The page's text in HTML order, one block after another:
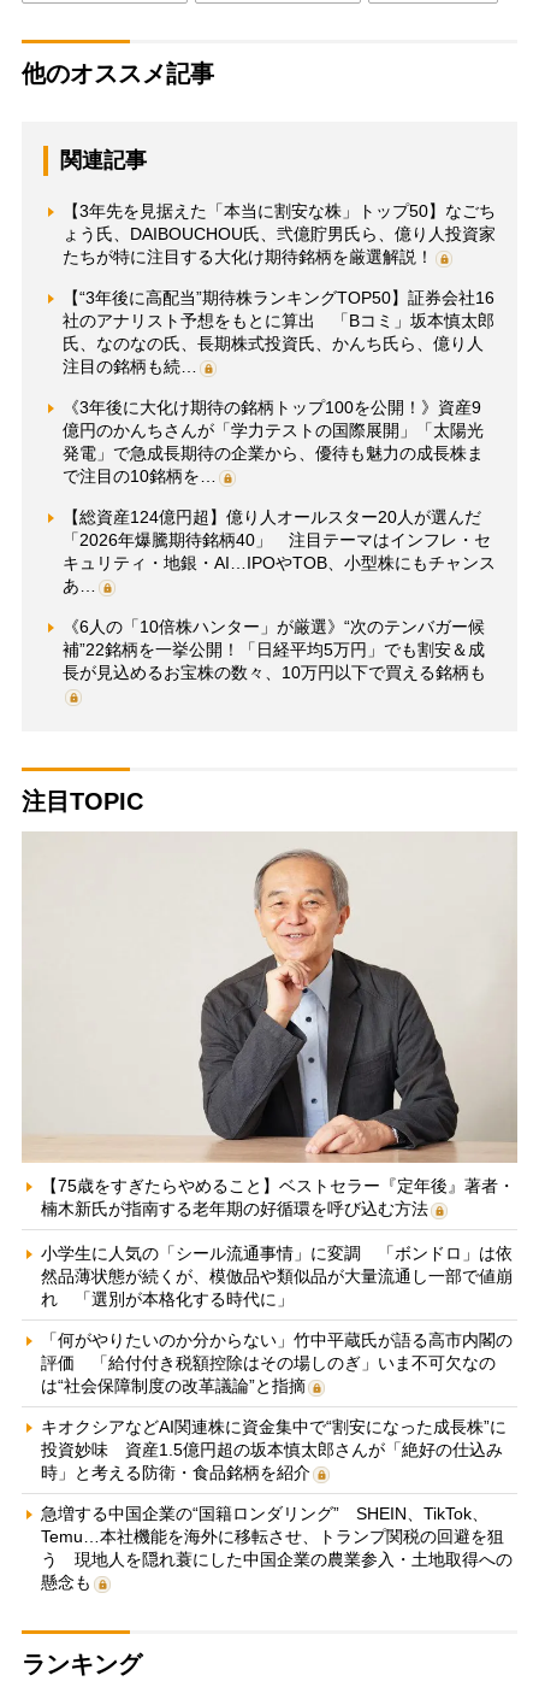
他のオススメ記事
関連記事
【3年先を見据えた「本当に割安な株」トップ50】なごち
ょう氏、DAIBOUCHOU氏、弐億貯男氏ら、億り人投資家
たちが特に注目する大化け期待銘柄を厳選解説！
【“3年後に高配当”期待株ランキングTOP50】証券会社16
社のアナリスト予想をもとに算出 「Bコミ」坂本慎太郎
氏、なのなの氏、長期株式投資氏、かんち氏ら、億り人
注目の銘柄も続…
《3年後に大化け期待の銘柄トップ100を公開！》資産9
億円のかんちさんが「学力テストの国際展開」「太陽光
発電」で急成長期待の企業から、優待も魅力の成長株ま
で注目の10銘柄を…
【総資産124億円超】億り人オールスター20人が選んだ
「2026年爆騰期待銘柄40」 注目テーマはインフレ・セ
キュリティ・地銀・AI…IPOやTOB、小型株にもチャンス
あ…
《6人の「10倍株ハンター」が厳選》“次のテンバガー候
補”22銘柄を一挙公開！「日経平均5万円」でも割安＆成
長が見込めるお宝株の数々、10万円以下で買える銘柄も
注目TOPIC
【75歳をすぎたらやめること】ベストセラー『定年後』著者・
楠木新氏が指南する老年期の好循環を呼び込む方法
小学生に人気の「シール流通事情」に変調 「ボンドロ」は依
然品薄状態が続くが、模倣品や類似品が大量流通し一部で値崩
れ 「選別が本格化する時代に」
「何がやりたいのか分からない」竹中平蔵氏が語る高市内閣の
評価 「給付付き税額控除はその場しのぎ」いま不可欠なの
は“社会保障制度の改革議論”と指摘
キオクシアなどAI関連株に資金集中で“割安になった成長株”に
投資妙味 資産1.5億円超の坂本慎太郎さんが「絶好の仕込み
時」と考える防衛・食品銘柄を紹介
急増する中国企業の“国籍ロンダリング” SHEIN、TikTok、
Temu…本社機能を海外に移転させ、トランプ関税の回避を狙
う 現地人を隠れ蓑にした中国企業の農業参入・土地取得への
懸念も
ランキング